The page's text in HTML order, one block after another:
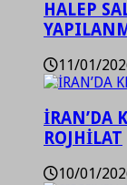
HALEP
11/01/
İRAN’DA
ROJHİLAT
10/01/